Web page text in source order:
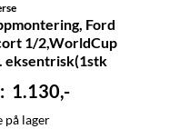
Ford
1/2,WorldCup
eksentrisk(1stk
1.130,-
på lager